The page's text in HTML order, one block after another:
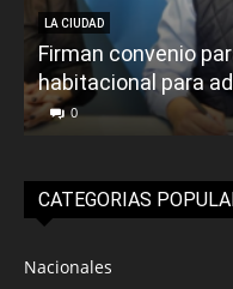
LA CIUDAD
Firman convenio
habitacional para
0
CATEGORIAS
Nacionales